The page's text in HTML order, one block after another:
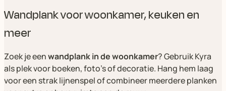
Wandplank voor woonkamer, keuken en
meer
Zoek je eenwandplank in de woonkamer? Gebruik Kyra
als plek voor boeken, foto’s of decoratie. Hang hem laag
voor een strak lijnenspel of combineer meerdere planken